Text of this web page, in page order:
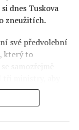
v tvář zásadním
také zváží, do
oblastech života
ve
zajistit
dnes Tuskova
zneužitích.
své předvolební
který to
samozřejmě
členů PiS, a
Domański